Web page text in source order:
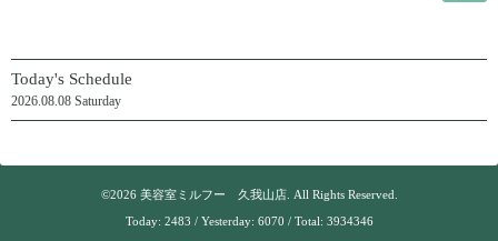
Today's Schedule
2026.08.08 Saturday
©2026 美容室ミルフー 久我山店. All Rights Reserved.
Today: 2483 / Yesterday: 6070 / Total: 3934346